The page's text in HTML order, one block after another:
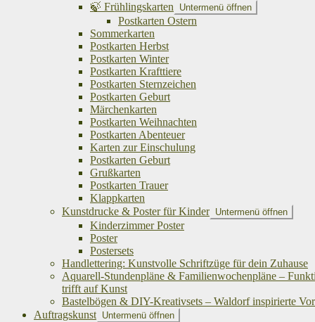
🍃 Frühlingskarten
Untermenü öffnen
Postkarten Ostern
Sommerkarten
Postkarten Herbst
Postkarten Winter
Postkarten Krafttiere
Postkarten Sternzeichen
Postkarten Geburt
Märchenkarten
Postkarten Weihnachten
Postkarten Abenteuer
Karten zur Einschulung
Postkarten Geburt
Grußkarten
Postkarten Trauer
Klappkarten
Kunstdrucke & Poster für Kinder Untermenü öffnen
Kinderzimmer Poster
Poster
Postersets
Handlettering: Kunstvolle Schriftzüge für dein Zuhause
Aquarell-Stundenpläne & Familienwochenpläne –
trifft auf Kunst
Bastelbögen & DIY-Kreativsets – Waldorf inspirierte
Auftragskunst Untermenü öffnen